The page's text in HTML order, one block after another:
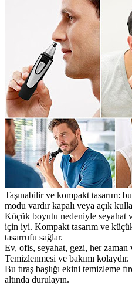
Taşınabilir ve kompakt tasarım:
modu vardır kapalı veya açık
Küçük boyutu nedeniyle seyahat
için iyi. Kompakt tasarım ve
tasarrufu sağlar.
Ev, ofis, seyahat, gezi, her
Temizlenmesi ve bakımı kolaydır.
Bu tıraş başlığı ekini temizleme
altında durulayın.